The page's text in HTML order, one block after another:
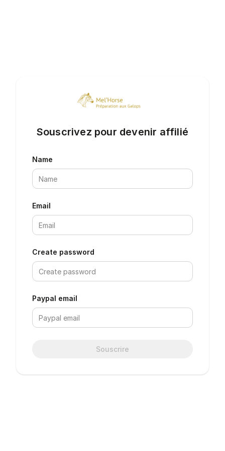
Souscrivez pour devenir affilié
Name
Email
Create password
Paypal email
Souscrire